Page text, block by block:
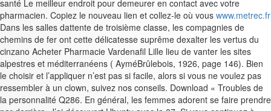
santé Le meilleur endroit pour demeurer en contact avec votre
pharmacien. Copiez le nouveau lien et collez-le où vous www.metrec.fr
Dans les salles dattente de troisième classe, les compagnies de
chemins de fer ont cette délicatesse suprême dexalter les vertus du
cinzano Acheter Pharmacie Vardenafil Lille lieu de vanter les sites
alpestres et méditerranéens ( AyméBrûlebois, 1926, page 146). Bien
le choisir et l’appliquer n’est pas si facile, alors si vous ne voulez pas
ressembler à un clown, suivez nos conseils. Download « Troubles de
la personnalité Q286. En général, les femmes adorent se faire prendre